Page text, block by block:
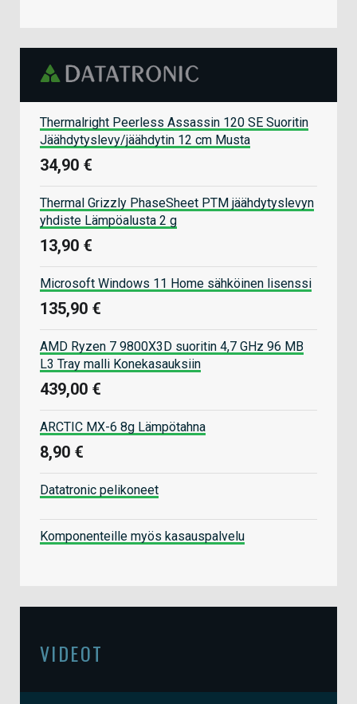
Thermalright Peerless Assassin 120 SE Suoritin
Jäähdytyslevy/jäähdytin 12 cm Musta
34,90 €
Thermal Grizzly PhaseSheet PTM jäähdytyslevyn
yhdiste Lämpöalusta 2 g
13,90 €
Microsoft Windows 11 Home sähköinen lisenssi
135,90 €
AMD Ryzen 7 9800X3D suoritin 4,7 GHz 96 MB
L3 Tray malli Konekasauksiin
439,00 €
ARCTIC MX-6 8g Lämpötahna
8,90 €
Datatronic pelikoneet
Komponenteille myös kasauspalvelu
VIDEOT